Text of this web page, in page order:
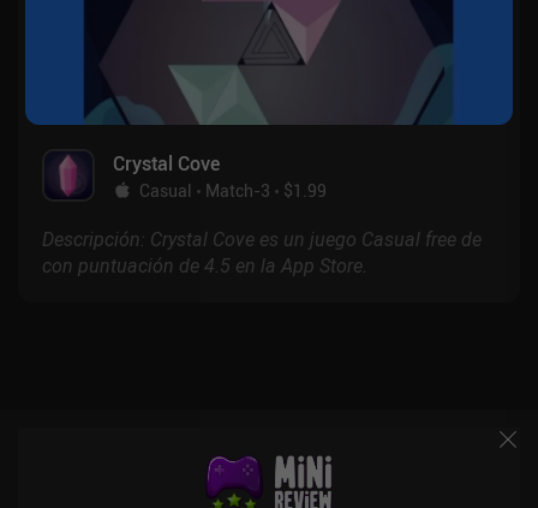
Crystal Cove
Casual Match-3 $1.99
Descripción: Crystal Cove es un juego Casual free de
con puntuación de 4.5 en la App Store.